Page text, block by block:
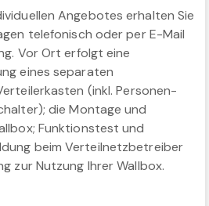
Angebotes erhalten Sie
telefonisch oder per E-Mail
Vor Ort erfolgt eine
eines separaten
(inkl. Personen-
die Montage und
Funktionstest und
beim Verteilnetzbetreiber
zur Nutzung Ihrer Wallbox.